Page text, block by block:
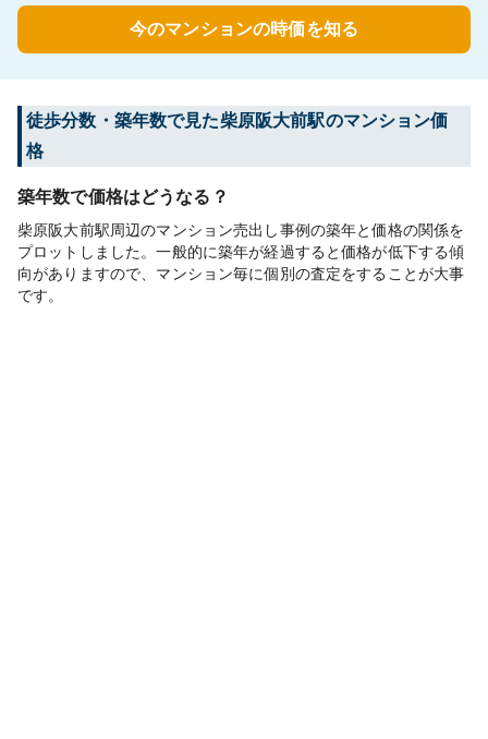
今のマンションの時価を知る
徒歩分数・築年数で見た柴原阪大前駅のマンション価
格
築年数で価格はどうなる？
柴原阪大前駅周辺のマンション売出し事例の築年と価格の関係を
プロットしました。一般的に築年が経過すると価格が低下する傾
向がありますので、マンション毎に個別の査定をすることが大事
です。